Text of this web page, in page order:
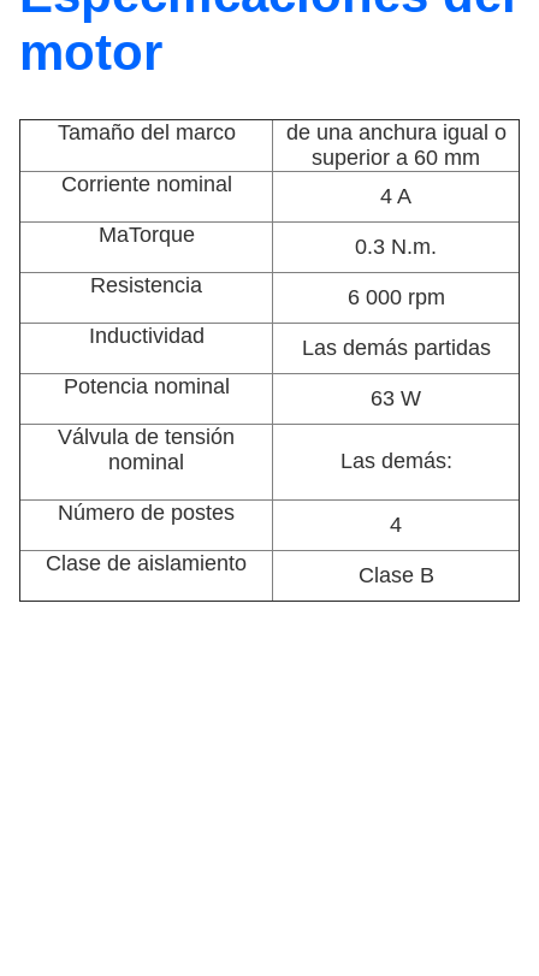
motor
Tamaño del marco
de una anchura igual o
superior a 60 mm
Corriente nominal
4 A
MaTorque
0.3 N.m.
Resistencia
6 000 rpm
Inductividad
Las demás partidas
Potencia nominal
63 W
Válvula de tensión
nominal
Las demás:
Número de postes
4
Clase de aislamiento
Clase B